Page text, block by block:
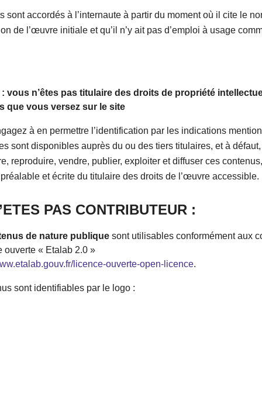
sont accordés à l’internaute à partir du moment où il cite le
de l’œuvre initiale et qu’il n’y ait pas d’emploi à usage
: vous n’êtes pas titulaire des droits de propriété
que vous versez sur le site
à en permettre l’identification par les indications
sont disponibles auprès du ou des tiers titulaires, et à
reproduire, vendre, publier, exploiter et diffuser ces
et écrite du titulaire des droits de l’œuvre accessible.
PAS CONTRIBUTEUR :
de nature publique sont utilisables conformément aux
ouverte « Etalab 2.0 »
licence-ouverte-open-licence.
sont identifiables par